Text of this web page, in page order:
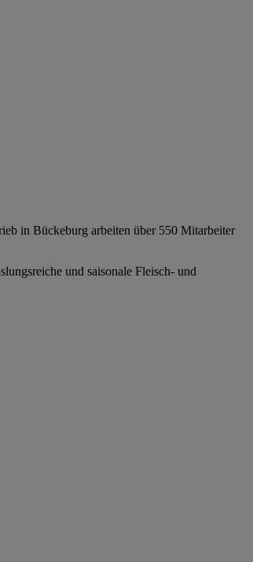
in Bückeburg arbeiten über 550 Mitarbeiter
und saisonale Fleisch- und